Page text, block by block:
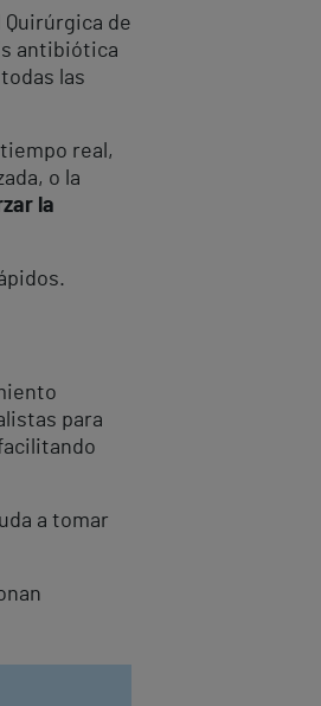
de
antibiótica
las
real,
o la
la
para
a tomar